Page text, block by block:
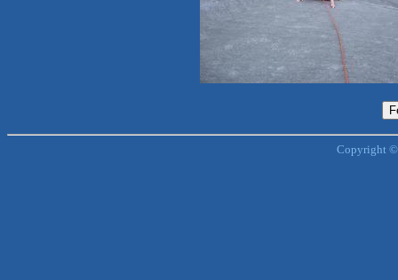
Copyright ©